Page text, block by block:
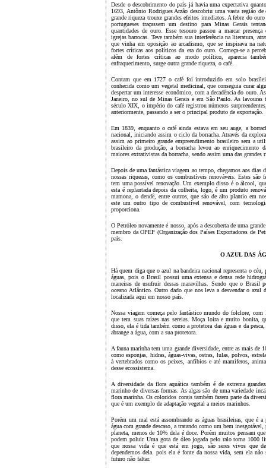
Desde o descobrimento do país já havia uma expectativa
1693, Antônio Rodrigues Arzão descobriu uma vasta região
grande riqueza trouxe grandes efeitos imediatos. A febre do
portugueses traçassem um destino para Minas Gerais
quantidades de ouro. Esse tesouro passou a marcar
igrejas barrocas. Teve também sua interferência na literatura,
que vinha em oposição ao arcadismo, que se inspirava na
fortes críticas aos políticos da era do ouro. Começa-se a
além de fortes críticas ao modo político, aparecia
enfraquecimento, surge outra grande riqueza, o café.
Contam que em 1727 o café foi introduzido em solo
conhecida como um vegetal medicinal, que conseguia curar
despertar um interesse econômico, com a decadência do ouro.
Janeiro, no sul de Minas Gerais e em São Paulo. As lavouras
século XIX, o império do café registrou números
anteriormente, passando a ser o principal produto de exportação.
Em 1839, enquanto o café ainda estava em seu auge, a
nacional, iniciando assim o ciclo da borracha. Através da
assim ao primeiro grande empreendimento brasileiro sem a
brasileiro da produção, a borracha levou ao enriquecimento
maiores extrativistas da borracha, sendo assim uma das grandes
Depois de uma fantástica viagem ao tempo, chegamos aos dias
nossas riquezas, como os combustíveis renováveis. Estes são
tem uma possível renovação. Um exemplo disso é o álcool,
esta é replantada depois da colheita, logo, é um produto
mamona, o dendê, entre outros, que são de alto plantio em
este um outro tipo de combustível renovável, com
proporciona.
O Petróleo novamente é nosso, após a descoberta de uma
membro da OPEP (Organização dos Países Exportadores de
país.
O AZUL DAS
Há quem diga que o azul na bandeira nacional representa o céu,
águas, pois o Brasil possui uma extensa e densa rede
maneiras de usufruir dessas maravilhas. Sendo que o Brasil
oceano Atlântico. Outro dado que nos leva a desvendar o azul
localizada aqui em nosso país.
Nossa viagem começa pelo fantástico mundo do folclore,
que tem suas raízes nas sereias. Moça loira e muito bonita,
disso, ela é tida também como a protetora das águas e da
abrange a água, com a sua protetora.
A fauna marinha tem uma grande diversidade, entre as mais de
como esponjas, hidras, águas-vivas, ostras, lulas, polvos,
à vertebrados como os peixes, anfíbios e até mamíferos,
desse ecossistema.
A diversidade da flora aquática também é de extrema
marinho de diversas formas. As algas são de uma variedade
flora marinha. Os coloridos corais também fazem parte da
que é um exemplo de adaptação vegetal a meios marinhos.
Porém um mal está assombrando as águas brasileiras, que é
água com grande descaso, a tratando como um bem
planeta, menos de 10% dela é doce. Porém muitos pensam
podem poluir. Uma gota de óleo jogada pelo ralo torna 1000
que nossa vida é que está em jogo, são seres vivos que
dependemos dela. pois ela é fonte da nossa vida, sem ela
futuro não faltar.